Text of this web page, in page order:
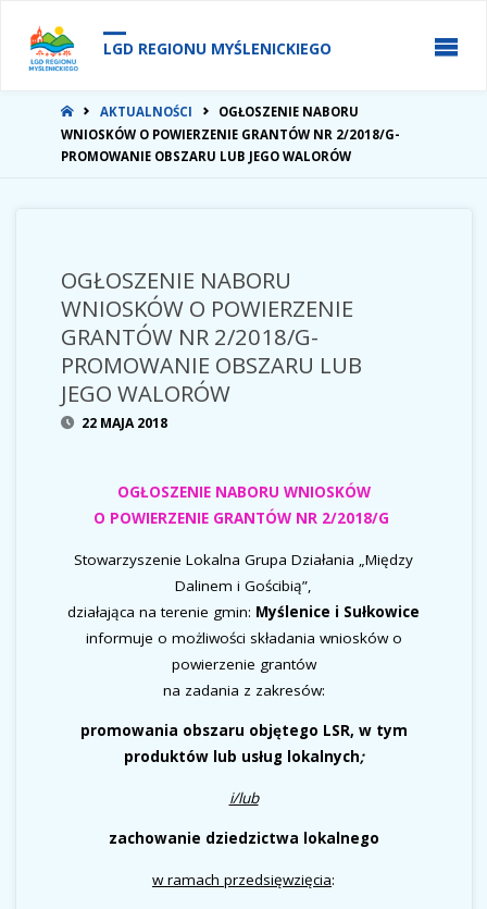
LGD REGIONU MYŚLENICKIEGO
STRONA
GŁÓWNA
AKTUALNOŚCI
OGŁOSZENIE NABORU
WNIOSKÓW O POWIERZENIE GRANTÓW NR 2/2018/G-
PROMOWANIE OBSZARU LUB JEGO WALORÓW
OGŁOSZENIE NABORU
WNIOSKÓW O POWIERZENIE
GRANTÓW NR 2/2018/G-
PROMOWANIE OBSZARU LUB
JEGO WALORÓW
22 MAJA 2018
OGŁOSZENIE NABORU WNIOSKÓW
O POWIERZENIE GRANTÓW NR 2/2018/G
Stowarzyszenie Lokalna Grupa Działania „Między
Dalinem i Gościbią”,
działająca na terenie gmin: Myślenice i Sułkowice
informuje o możliwości składania wniosków o
powierzenie grantów
na zadania z zakresów:
promowania obszaru objętego LSR, w tym
produktów lub usług lokalnych;
i/lub
zachowanie dziedzictwa lokalnego
w ramach przedsięwzięcia: